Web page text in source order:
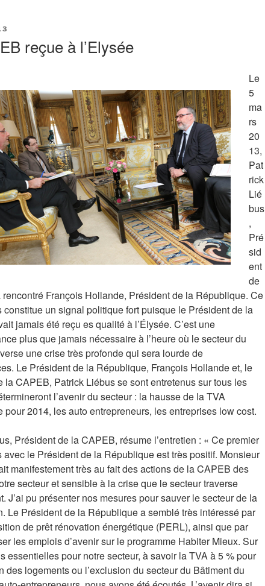
reçue à l’Elysée
Le
5
ma
rs
20
13,
Pat
rick
Lié
bus
,
Pré
sid
ent
de
François Hollande, Président de la République. Ce
constitue un signal politique fort puisque le Président de la
jamais été reçu es qualité à l’Élysée. C’est une
plus que jamais nécessaire à l’heure où le secteur du
une crise très profonde qui sera lourde de
Le Président de la République, François Hollande et, le
la CAPEB, Patrick Liébus se sont entretenus sur tous les
l’avenir du secteur : la hausse de la TVA
pour 2014, les auto entrepreneurs, les entreprises low cost.
Président de la CAPEB, résume l’entretien : « Ce premier
avec le Président de la République est très positif. Monsieur
manifestement très au fait des actions de la CAPEB des
secteur et sensible à la crise que le secteur traverse
J’ai pu présenter nos mesures pour sauver le secteur de la
Le Président de la République a semblé très intéressé par
de prêt rénovation énergétique (PERL), ainsi que par
les emplois d’avenir sur le programme Habiter Mieux. Sur
essentielles pour notre secteur, à savoir la TVA à 5 % pour
des logements ou l’exclusion du secteur du Bâtiment du